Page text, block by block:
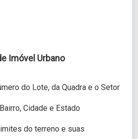
Imóvel Urbano
do Lote, da Quadra e o Setor
Cidade e Estado
do terreno e suas